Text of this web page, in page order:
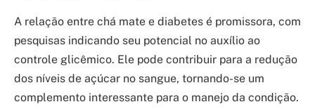
A relação entre chá mate e diabetes é promissora, com
pesquisas indicando seu potencial no auxílio ao
controle glicêmico. Ele pode contribuir para a redução
dos níveis de açúcar no sangue, tornando-se um
complemento interessante para o manejo da condição.